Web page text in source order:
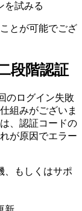
を試みる
とが可能でござ
段階認証
のログイン失敗
組みがございま
、認証コードの
が原因でエラー
、もしくはサポ